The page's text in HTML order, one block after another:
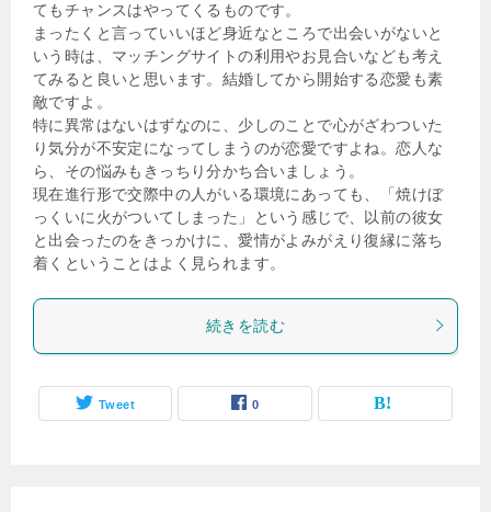
てもチャンスはやってくるものです。
まったくと言っていいほど身近なところで出会いがないと
いう時は、マッチングサイトの利用やお見合いなども考え
てみると良いと思います。結婚してから開始する恋愛も素
敵ですよ。
特に異常はないはずなのに、少しのことで心がざわついた
り気分が不安定になってしまうのが恋愛ですよね。恋人な
ら、その悩みもきっちり分かち合いましょう。
現在進行形で交際中の人がいる環境にあっても、「焼けぼ
っくいに火がついてしまった」という感じで、以前の彼女
と出会ったのをきっかけに、愛情がよみがえり復縁に落ち
着くということはよく見られます。
続きを読む
Tweet 0